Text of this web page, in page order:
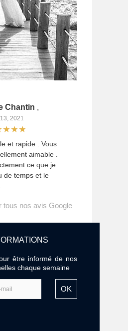
Chantin ,
2021
et rapide . Vous
aimable .
ce que je
de temps et le
tous nos avis Google
être informé de nos
chaque semaine
OK